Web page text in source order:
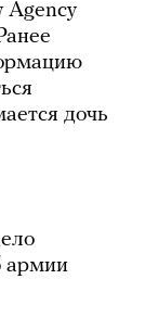
дочь
армии